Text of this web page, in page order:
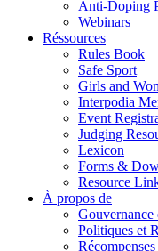
Anti-Doping
Webinars
Réssources
Rules Book
Safe Sport
Girls and
Interpodia
Event
Judging
Lexicon
Forms &
Resource
À propos de
Gouvernance
Politiques et
Récompenses